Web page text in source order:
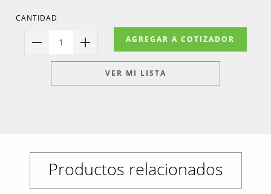
CANTIDAD
1 AGREGAR A COTIZADOR
VER MI LISTA
Productos relacionados